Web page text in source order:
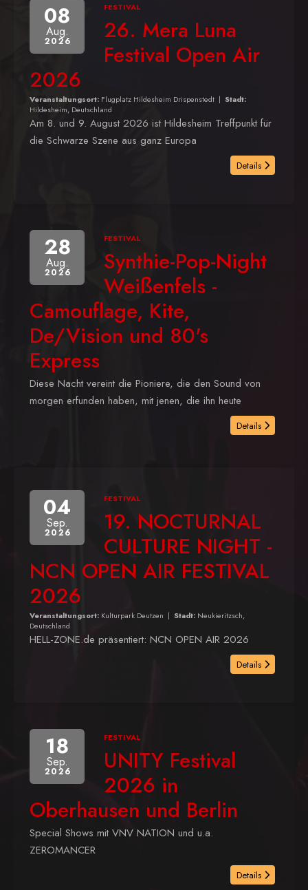
08
Aug.
2026
FESTIVAL
26. Mera Luna
Festival Open Air
2026
Veranstaltungsort: Flugplatz Hildesheim Drispenstedt | Stadt:
Hildesheim, Deutschland
Am 8. und 9. August 2026 ist Hildesheim Treffpunkt für
die Schwarze Szene aus ganz Europa
Details
28
Aug.
2026
FESTIVAL
Synthie-Pop-Night
Weißenfels -
Camouflage, Kite,
De/Vision und 80's
Express
Diese Nacht vereint die Pioniere, die den Sound von
morgen erfunden haben, mit jenen, die ihn heute
Details
04
Sep.
2026
FESTIVAL
19. NOCTURNAL
CULTURE NIGHT -
NCN OPEN AIR FESTIVAL
2026
Veranstaltungsort: Kulturpark Deutzen | Stadt: Neukieritzsch,
Deutschland
HELL-ZONE.de präsentiert: NCN OPEN AIR 2026
Details
18
Sep.
2026
FESTIVAL
UNITY Festival
2026 in
Oberhausen und Berlin
Special Shows mit VNV NATION und u.a.
ZEROMANCER
Details